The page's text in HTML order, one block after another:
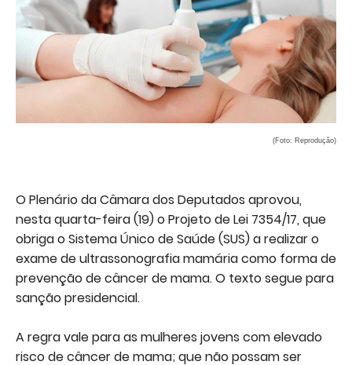
(Foto: Reprodução)
O Plenário da Câmara dos Deputados aprovou,
nesta quarta-feira (19) o Projeto de Lei 7354/17, que
obriga o Sistema Único de Saúde (SUS) a realizar o
exame de ultrassonografia mamária como forma de
prevenção de câncer de mama. O texto segue para
sanção presidencial.
A regra vale para as mulheres jovens com elevado
risco de câncer de mama; que não possam ser